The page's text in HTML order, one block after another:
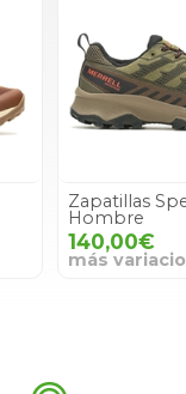
Zapatillas
Hombre
140,00€
más